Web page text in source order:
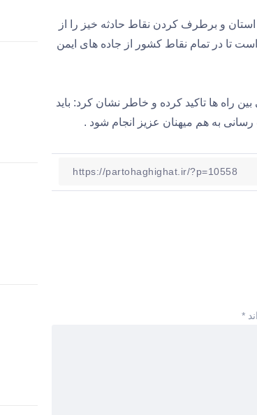
و برطرف کردن نقاط حادثه خیز را از
تا در تمام نقاط کشور از جاده های ایمن
راه ها تاکید کرده و خاطر نشان کرد: باید
به هم میهنان عزیز انجام شود .
*